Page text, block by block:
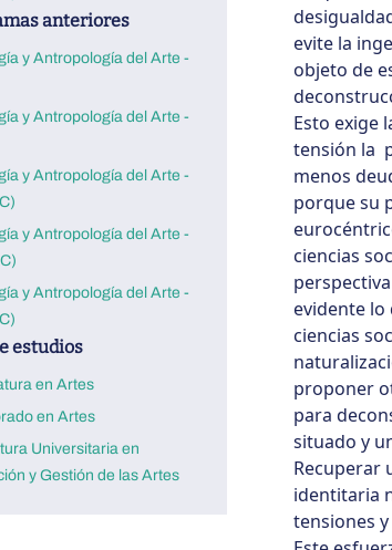
anteriores
y Antropología del Arte -
y Antropología del Arte -
y Antropología del Arte -
y Antropología del Arte -
y Antropología del Arte -
estudios
en Artes
en Artes
Universitaria en
y Gestión de las Artes
evite la
objeto de
Esto exige
tensión la
menos
porque su
ciencias
evidente
ciencias
proponer
para
situado y
Recuperar
identitaria
tensiones